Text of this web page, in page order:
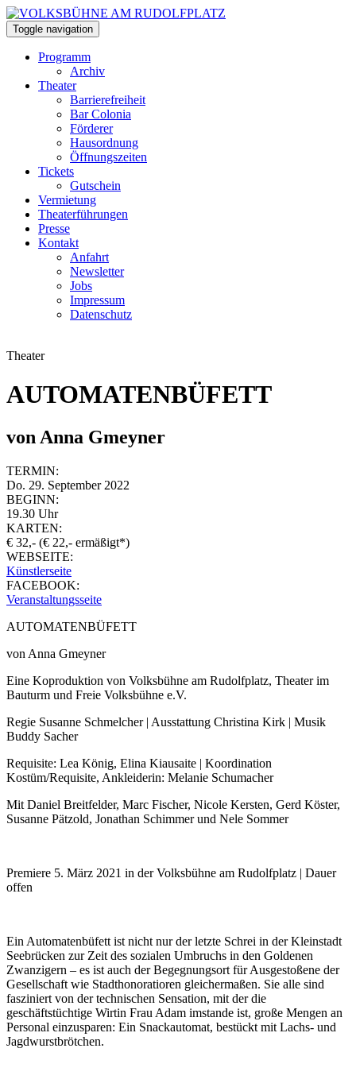
Toggle navigation
Programm
Archiv
Theater
Barrierefreiheit
Bar Colonia
Förderer
Hausordnung
Öffnungszeiten
Tickets
Gutschein
Vermietung
Theaterführungen
Presse
Kontakt
Anfahrt
Newsletter
Jobs
Impressum
Datenschutz
Theater
AUTOMATENBÜFETT
von Anna Gmeyner
TERMIN:
Do. 29. September 2022
BEGINN:
19.30 Uhr
KARTEN:
€ 32,- (€ 22,- ermäßigt*)
WEBSEITE:
Künstlerseite
FACEBOOK:
Veranstaltungsseite
AUTOMATENBÜFETT
von Anna Gmeyner
Eine Koproduktion von Volksbühne am Rudolfplatz, Theater im
Bauturm und Freie Volksbühne e.V.
Regie Susanne Schmelcher | Ausstattung Christina Kirk | Musik
Buddy Sacher
Requisite: Lea König, Elina Kiausaite | Koordination
Kostüm/Requisite, Ankleiderin: Melanie Schumacher
Mit Daniel Breitfelder, Marc Fischer, Nicole Kersten, Gerd Köster,
Susanne Pätzold, Jonathan Schimmer und Nele Sommer
Premiere 5. März 2021 in der Volksbühne am Rudolfplatz | Dauer
offen
Ein Automatenbüfett ist nicht nur der letzte Schrei in der Kleinstadt
Seebrücken zur Zeit des sozialen Umbruchs in den Goldenen
Zwanzigern – es ist auch der Begegnungsort für Ausgestoßene der
Gesellschaft wie Stadthonoratioren gleichermaßen. Sie alle sind
fasziniert von der technischen Sensation, mit der die
geschäftstüchtige Wirtin Frau Adam imstande ist, große Mengen an
Personal einzusparen: Ein Snackautomat, bestückt mit Lachs- und
Jagdwurstbrötchen.